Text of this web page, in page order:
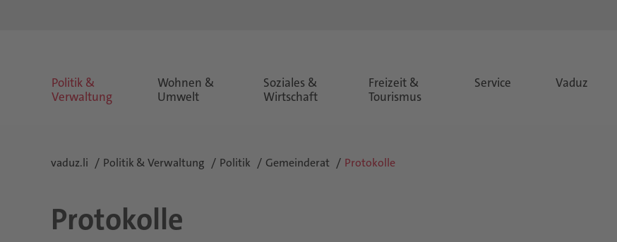
Politik &
Verwaltung
Wohnen &
Umwelt
Soziales &
Wirtschaft
Freizeit &
Tourismus
Service Vaduz
vaduz.li Politik & Verwaltung Politik Gemeinderat Protokolle
Protokolle